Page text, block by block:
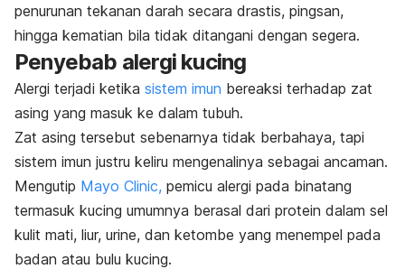
penurunan tekanan darah secara drastis, pingsan,
hingga kematian bila tidak ditangani dengan segera.
Penyebab alergi kucing
Alergi terjadi ketika sistem imun bereaksi terhadap zat
asing yang masuk ke dalam tubuh.
Zat asing tersebut sebenarnya tidak berbahaya, tapi
sistem imun justru keliru mengenalinya sebagai ancaman.
Mengutip Mayo Clinic, pemicu alergi pada binatang
termasuk kucing umumnya berasal dari protein dalam sel
kulit mati, liur, urine, dan ketombe yang menempel pada
badan atau bulu kucing.